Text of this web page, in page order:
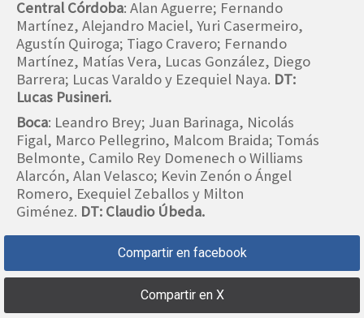
Central Córdoba: Alan Aguerre; Fernando
Martínez, Alejandro Maciel, Yuri Casermeiro,
Agustín Quiroga; Tiago Cravero; Fernando
Martínez, Matías Vera, Lucas González, Diego
Barrera; Lucas Varaldo y Ezequiel Naya. DT:
Lucas Pusineri.
Boca: Leandro Brey; Juan Barinaga, Nicolás
Figal, Marco Pellegrino, Malcom Braida; Tomás
Belmonte, Camilo Rey Domenech o Williams
Alarcón, Alan Velasco; Kevin Zenón o Ángel
Romero, Exequiel Zeballos y Milton
Giménez. DT: Claudio Úbeda.
Compartir en facebook
Compartir en X